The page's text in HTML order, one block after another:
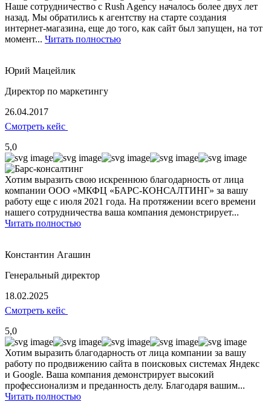
Наше сотрудничество с Rush Agency началось более двух лет
назад. Мы обратились к агентству на старте создания
интернет-магазина, еще до того, как сайт был запущен, на тот
момент... Читать полностью
Юрий Мацейлик
Директор по маркетингу
26.04.2017
Смотреть кейс
5,0
Хотим выразить свою искреннюю благодарность от лица
компании ООО «МКФЦ «БАРС-КОНСАЛТИНГ» за вашу
работу еще с июля 2021 года. На протяжении всего времени
нашего сотрудничества ваша компания демонстрирует...
Читать полностью
Константин Агашин
Генеральный директор
18.02.2025
Смотреть кейс
5,0
Хотим выразить благодарность от лица компании за вашу
работу по продвижению сайта в поисковых системах Яндекс
и Google. Ваша компания демонстрирует высокий
профессионализм и преданность делу. Благодаря вашим...
Читать полностью